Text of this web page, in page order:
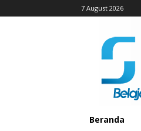
7 August 2026
Beranda